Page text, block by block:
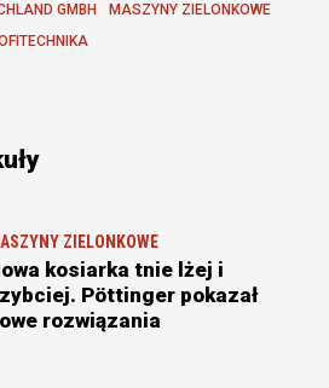
GMBH
MASZYNY ZIELONKOWE
ZIELONKOWE
kosiarka tnie lżej i
Pöttinger pokazał
rozwiązania